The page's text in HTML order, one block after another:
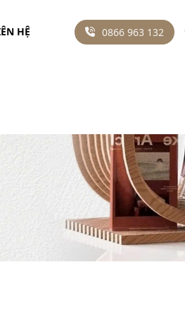
HỆ 0866 963 132